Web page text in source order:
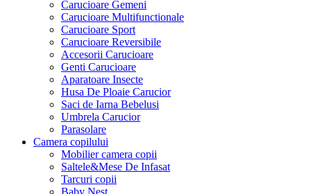
Carucioare Gemeni
Carucioare Multifunctionale
Carucioare Sport
Carucioare Reversibile
Accesorii Carucioare
Genti Carucioare
Aparatoare Insecte
Husa De Ploaie Carucior
Saci de Iarna Bebelusi
Umbrela Carucior
Parasolare
Camera copilului
Mobilier camera copii
Saltele&Mese De Infasat
Tarcuri copii